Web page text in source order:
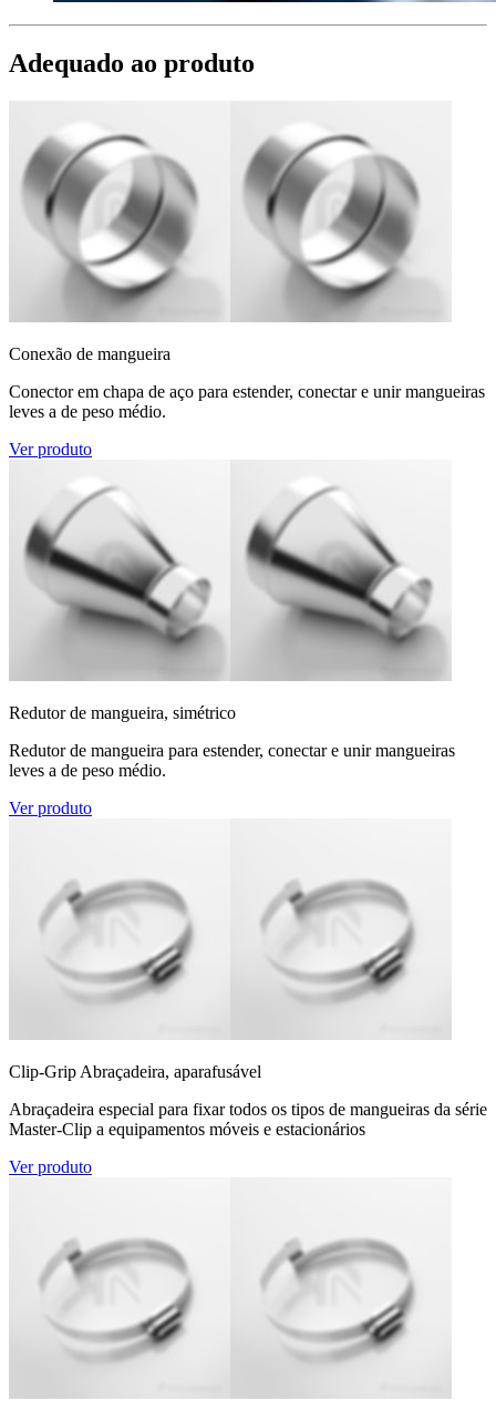
Adequado ao produto
Conexão de mangueira
Conector em chapa de aço para estender, conectar e unir mangueiras
leves a de peso médio.
Ver produto
Redutor de mangueira, simétrico
Redutor de mangueira para estender, conectar e unir mangueiras
leves a de peso médio.
Ver produto
Clip-Grip Abraçadeira, aparafusável
Abraçadeira especial para fixar todos os tipos de mangueiras da série
Master-Clip a equipamentos móveis e estacionários
Ver produto